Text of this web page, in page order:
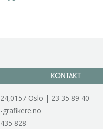
KONTAKT
Oslo | 23 35 89 40
grafikere.no
828